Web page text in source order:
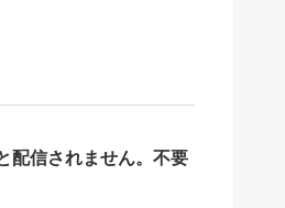
配信されません。不要